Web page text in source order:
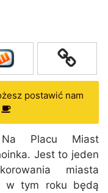
postawić nam
Na Placu Miast
Jest to jeden
miasta
w tym roku będą